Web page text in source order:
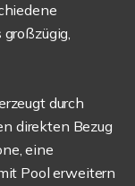
großzügig,
durch
direkten Bezug
eine
Pool erweitern